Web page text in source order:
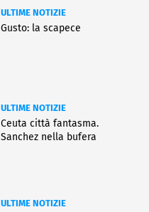
ULTIME NOTIZIE
Gusto: la scapece
ULTIME NOTIZIE
Ceuta città fantasma.
Sanchez nella bufera
ULTIME NOTIZIE